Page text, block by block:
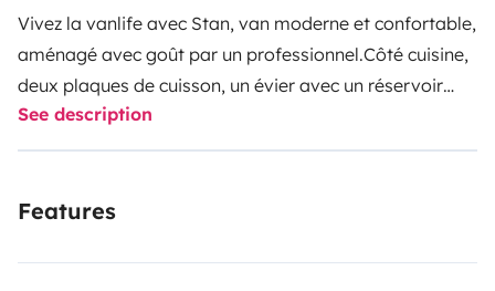
Vivez la vanlife avec Stan, van moderne et confortable,
aménagé avec goût par un professionnel.Côté cuisine,
deux plaques de cuisson, un évier avec un réservoir
d'eau de 15 litres ainsi qu'un frigo tiroir et tout le
nécessaire pour manger et cuisiner pour 2 personnes.
bouteille de gaz stockée dans un caisson étanche et
See description
Features